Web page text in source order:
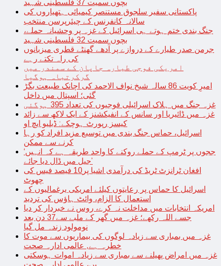
بچوں سمیت 37 فلسطینی شہید
پاکستانی سفیر سلجوق مستنصر کیمیائی ہتھیاروں کی
سالانہ کانفرنس کے چیئرپرسن منتخب
جنگ بندی ختم ہوتے ہی اسرائیل کے غزہ پر وحشیانہ حملے،
بچوں سمیت 32 فلسطینی شہید
جرمن صدر طیارے کے دروازے پر آدھے گھنٹے قطری میزبانوں
کی راہ تکتے رہے
امریکی فوجی طیارہ جاپان کے سمندر میں
گرکرتباہ ہوگیا
امیرِ کویت 86 سالہ شیخ نواف الاحمد کی اچانک طبیعت بگڑ
گئی؛ اسپتال میں داخل
غزہ جنگ میں ہلاک اسرائیلی فوجیوں کی تعداد 395 ہوگئی
غزہ میں ڈائیریا اور سانس کے انفیکشنز کے ایک لاکھ سے زائد
کیسز رپورٹ ہوچکے: ڈبلیو ایچ او
اسرائیل، حماس جنگ بندی میں توسیع مزید افراد کو رہا
کرنے سے ممکن
‘ججوں پر ٹرمپ کے حملے روکنے کا واحد طریقہ ہے کہ انہیں
جیل میں ڈال دیا جائے’
افغان ٹرانزٹ ٹریڈ کی درآمدی اشیا پر10 فیصد فیس کی
چھوٹ
اسرائیل کا حماس پر رعایتوں کیلئے امریکی یرغمالیوں کے
استعمال کا الزام، وائٹ ہاؤس کی تردید
امریکہ انتخابات میں مداخلت نہ کرے، روس نے خبردار کر دیا
جسے اللہ رکھے؛ غزہ میں گھر کے ملبے سے37 دن بعد
نومولود زندہ مل گیا
غزہ میں بمباری سے زیادہ لوگوں کی بیماریوں سے موت کا
خطرہ ہے, عالمی ادارہ صحت
غزہ میں امراض پھیلنے سے بمباری سے زیادہ اموات ہوسکتی
ہیں، عالمی ادارہ صحت